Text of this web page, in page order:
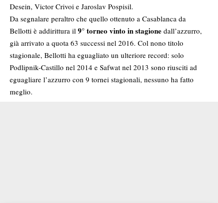
Desein, Victor Crivoi e Jaroslav Pospisil.
Da segnalare peraltro che quello ottenuto a Casablanca da
Bellotti è addirittura il 9° torneo vinto in stagione dall’azzurro,
già arrivato a quota 63 successi nel 2016. Col nono titolo
stagionale, Bellotti ha eguagliato un ulteriore record: solo
Podlipnik-Castillo nel 2014 e Safwat nel 2013 sono riusciti ad
eguagliare l’azzurro con 9 tornei stagionali, nessuno ha fatto
meglio.